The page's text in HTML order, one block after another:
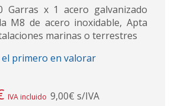
Garras x 1 acero galvanizado
M8 de acero inoxidable, Apta
marinas o terrestres
el primero en valorar
IVA incluido 9,00€ s/IVA